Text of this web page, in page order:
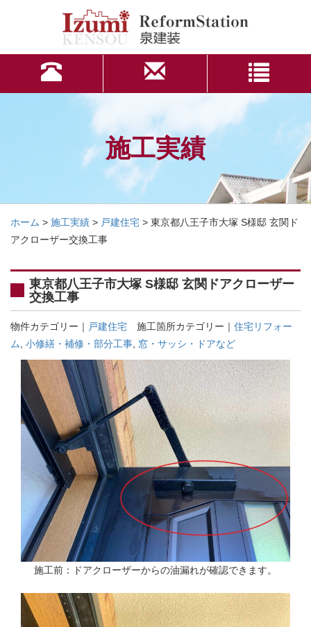
施工実績
ホーム > 施工実績 > 戸建住宅 > 東京都八王子市大塚 S様邸 玄関ド
アクローザー交換工事
東京都八王子市大塚 S様邸 玄関ドアクローザー
交換工事
物件カテゴリー｜ 戸建住宅 施工箇所カテゴリー｜ 住宅リフォー
ム
小修繕・補修・部分工事 窓・サッシ・ドアなど
施工前：ドアクローザーからの油漏れが確認できます。